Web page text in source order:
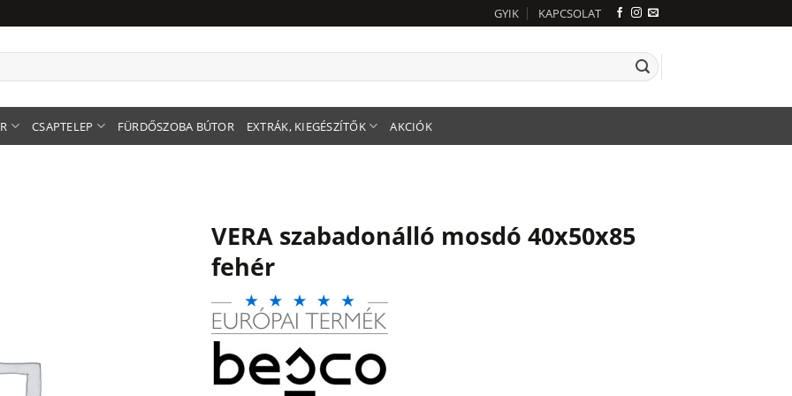
GYIK KAPCSOLAT
CSAPTELEP FÜRDŐSZOBA BÚTOR EXTRÁK, KIEGÉSZÍTŐK AKCIÓK
VERA szabadonálló mosdó 40x50x85
fehér